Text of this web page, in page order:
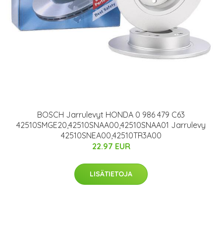
BOSCH Jarrulevyt HONDA 0 986 479 C63
42510SMGE20,42510SNAA00,42510SNAA01 Jarrulevy
42510SNEA00,42510TR3A00
22.97 EUR
LISÄTIETOJA